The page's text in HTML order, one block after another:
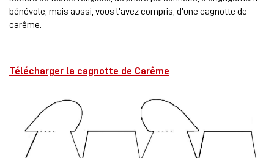
bénévole, mais aussi, vous l’avez compris, d’une cagnotte de
carême.
Télécharger la cagnotte de Carême